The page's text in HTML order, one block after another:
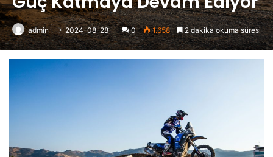
admin 2024-08-28 0 1.658 2 dakika okuma süresi